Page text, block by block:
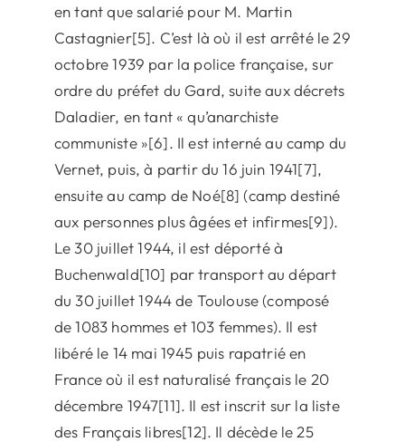
en tant que salarié pour M. Martin
Castagnier[5]. C’est là où il est arrêté le 29
octobre 1939 par la police française, sur
ordre du préfet du Gard, suite aux décrets
Daladier, en tant « qu’anarchiste
communiste »[6]. Il est interné au camp du
Vernet, puis, à partir du 16 juin 1941[7],
ensuite au camp de Noé[8] (camp destiné
aux personnes plus âgées et infirmes[9]).
Le 30 juillet 1944, il est déporté à
Buchenwald[10] par transport au départ
du 30 juillet 1944 de Toulouse (composé
de 1083 hommes et 103 femmes). Il est
libéré le 14 mai 1945 puis rapatrié en
France où il est naturalisé français le 20
décembre 1947[11]. Il est inscrit sur la liste
des Français libres[12]. Il décède le 25